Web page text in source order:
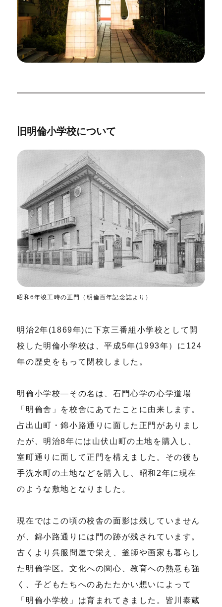
旧明倫小学校について
昭和6年竣工時の正門（明倫百年記念誌より）
明治2年(1869年)に下京三番組小学校として開
校した明倫小学校は、平成5年(1993年）に124
年の歴史をもって閉校しました。
明倫小学校―その名は、石門心学の心学道場
「明倫舎」を校舎にあてたことに由来します。
占出山町・錦小路通りに面した正門がありまし
たが、明治8年には山伏山町の土地を購入し、
室町通りに面して正門を構えました。その後も
手洗水町の土地などを購入し、昭和2年に現在
のような敷地となりました。
現在ではこの頃の校舎の面影は残していません
が、錦小路通りには門の跡が残されています。
古くより呉服問屋で栄え、釜師や画家も暮らし
た明倫学区。文化への関心、教育への熱意も強
く、子どもたちへのあたたかい想いによって
「明倫小学校」は育まれてきました。皆川泰蔵